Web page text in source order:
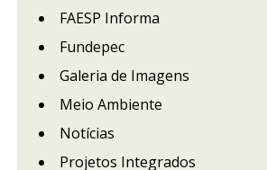
FAESP Informa
Fundepec
Galeria de Imagens
Meio Ambiente
Notícias
Projetos Integrados